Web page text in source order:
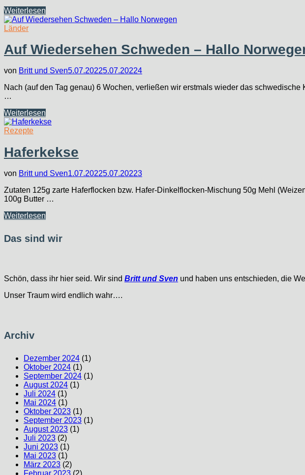
Das
Nördlichste
vom
Weiterlesen
Länder
Auf Wiedersehen Schweden – Hallo
von Britt und Sven5.07.20225.07.20224
Nach (auf den Tag genau) 6 Wochen, verließen wir erstmals wieder das
…
Auf
Wiedersehen
Schweden
Hallo
Norwegen
Weiterlesen
Rezepte
Haferkekse
von Britt und Sven1.07.20225.07.20223
Zutaten 125g zarte Haferflocken bzw. Hafer-Dinkelflocken-Mischung 50g Mehl
100g Butter …
Haferkekse
Weiterlesen
Das sind wir
Schön, dass ihr hier seid. Wir sind Britt und Sven und haben uns entschieden, die
Unser Traum wird endlich wahr….
Archiv
Dezember 2024 (1)
Oktober 2024 (1)
September 2024 (1)
August 2024 (1)
Juli 2024 (1)
Mai 2024 (1)
Oktober 2023 (1)
September 2023 (1)
August 2023 (1)
Juli 2023 (2)
Juni 2023 (1)
Mai 2023 (1)
März 2023 (2)